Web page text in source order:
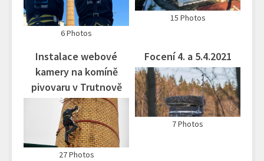
6 Photos
15 Photos
Instalace webové
kamery na komíně
pivovaru v Trutnově
27 Photos
Focení 4. a 5.4.2021
7 Photos